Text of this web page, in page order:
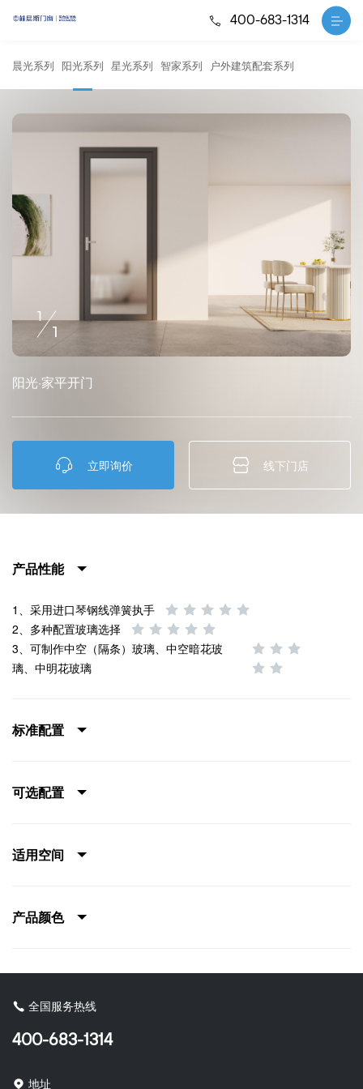
400-683-1314
晨光系列 阳光系列 星光系列 智家系列 户外建筑配套系列
1
1
阳光·家平开门
立即询价 线下门店
产品性能
1、采用进口琴钢线弹簧执手
2、多种配置玻璃选择
3、可制作中空（隔条）玻璃、中空暗花玻
璃、中明花玻璃
标准配置
可选配置
适用空间
产品颜色
全国服务热线
400-683-1314
地址